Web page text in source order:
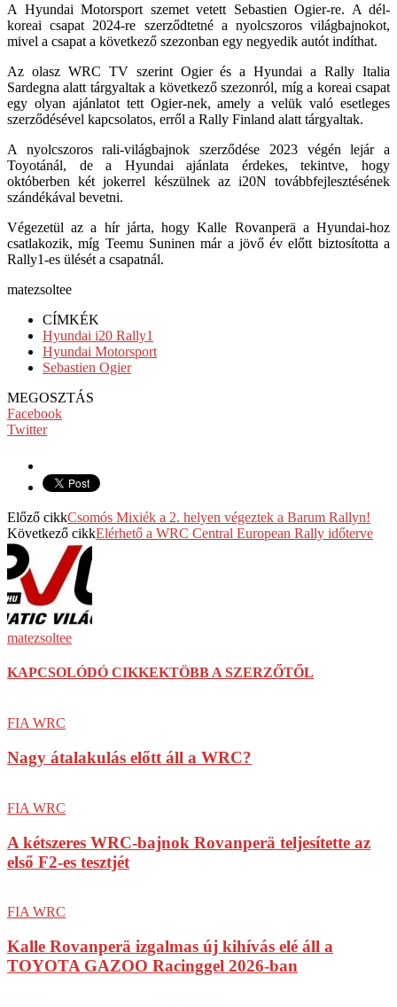
A Hyundai Motorsport szemet vetett Sebastien Ogier-re. A dél-
koreai csapat 2024-re szerződtetné a nyolcszoros világbajnokot,
mivel a csapat a következő szezonban egy negyedik autót indíthat.
Az olasz WRC TV szerint Ogier és a Hyundai a Rally Italia
Sardegna alatt tárgyaltak a következő szezonról, míg a koreai csapat
egy olyan ajánlatot tett Ogier-nek, amely a velük való esetleges
szerződésével kapcsolatos, erről a Rally Finland alatt tárgyaltak.
A nyolcszoros rali-világbajnok szerződése 2023 végén lejár a
Toyotánál, de a Hyundai ajánlata érdekes, tekintve, hogy
októberben két jokerrel készülnek az i20N továbbfejlesztésének
szándékával bevetni.
Végezetül az a hír járta, hogy Kalle Rovanperä a Hyundai-hoz
csatlakozik, míg Teemu Suninen már a jövő év előtt biztosította a
Rally1-es ülését a csapatnál.
matezsoltee
CÍMKÉK
Hyundai i20 Rally1
Hyundai Motorsport
Sebastien Ogier
MEGOSZTÁS
Facebook
Twitter
Előző cikkCsomós Mixiék a 2. helyen végeztek a Barum Rallyn!
Következő cikkElérhető a WRC Central European Rally időterve
matezsoltee
KAPCSOLÓDÓ CIKKEKTÖBB A SZERZŐTŐL
FIA WRC
Nagy átalakulás előtt áll a WRC?
FIA WRC
A kétszeres WRC-bajnok Rovanperä teljesítette az
első F2-es tesztjét
FIA WRC
Kalle Rovanperä izgalmas új kihívás elé áll a
TOYOTA GAZOO Racinggel 2026-ban